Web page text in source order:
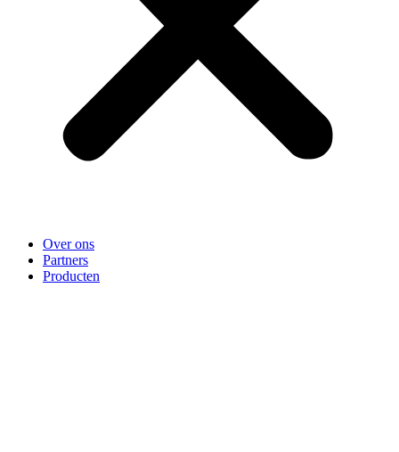
Over ons
Partners
Producten